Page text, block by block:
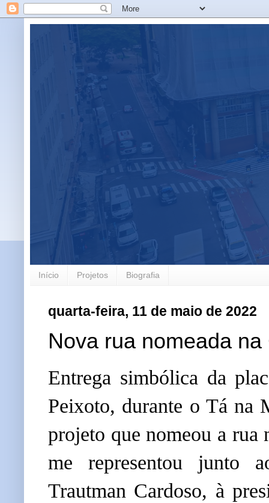
Início Projetos Biografia
quarta-feira, 11 de maio de 2022
Nova rua nomeada na
Entrega simbólica da
Peixoto, durante o Tá na
projeto que nomeou a rua
me representou junto
Trautman Cardoso, à